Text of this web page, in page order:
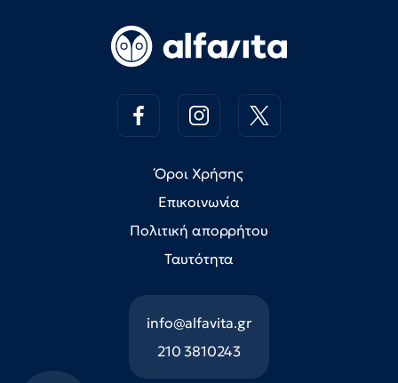
Όροι Χρήσης
Επικοινωνία
Πολιτική απορρήτου
Ταυτότητα
info@alfavita.gr
210 3810243